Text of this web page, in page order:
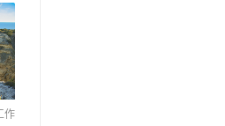
作